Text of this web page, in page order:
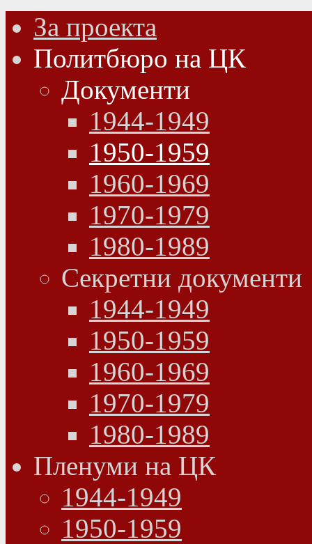
За проекта
Политбюро на ЦК
Документи
1944-1949
1950-1959
1960-1969
1970-1979
1980-1989
Секретни документи
1944-1949
1950-1959
1960-1969
1970-1979
1980-1989
Пленуми на ЦК
1944-1949
1950-1959